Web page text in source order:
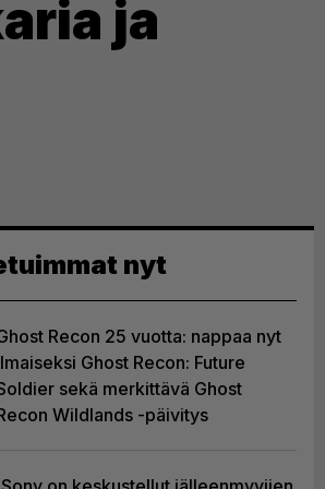
ja
nyt
Recon 25 vuotta: nappaa nyt
Ghost Recon: Future
sekä merkittävä Ghost
Wildlands -päivitys